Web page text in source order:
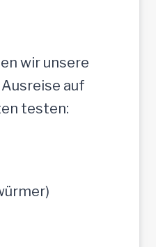
wir unsere
auf
testen: